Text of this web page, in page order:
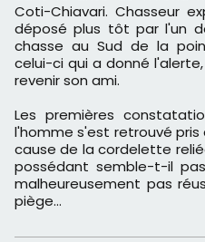
Coti-Chiavari. Chasseur
déposé plus tôt par l'un
chasse au Sud de la
celui-ci qui a donné
revenir son ami.
Les premières
l'homme s'est retrouvé pris
cause de la cordelette
possédant semble-t-il
malheureusement pas
piège...